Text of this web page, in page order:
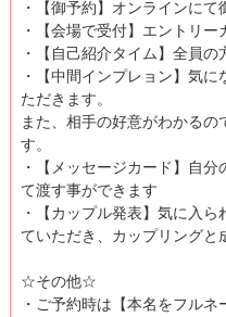
・【御予約】オンラインにて
・【会場で受付】エントリー
・【自己紹介タイム】全員
・【中間インプレョン】気
ただきます。
また、相手の好意がわかるの
す。
・【メッセージカード】自
て渡す事ができます
・【カップル発表】気に入
ていただき、カップリングと
☆その他☆
・ご予約時は【本名をフルネ